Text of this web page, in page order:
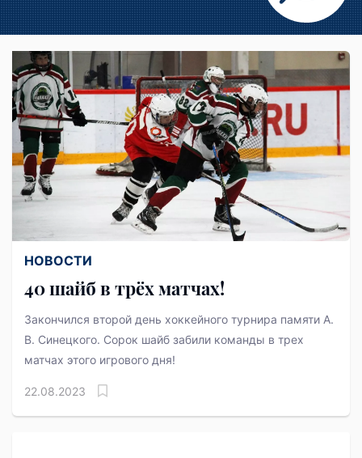
НОВОСТИ
40 шайб в трёх матчах!
Закончился второй день хоккейного турнира памяти А.
В. Синецкого. Сорок шайб забили команды в трех
матчах этого игрового дня!
22.08.2023